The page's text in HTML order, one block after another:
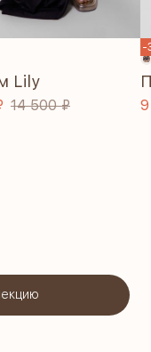
Lily
14 500 ₽
-